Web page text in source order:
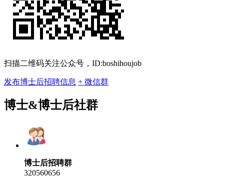
扫描二维码关注公众号，ID:boshihoujob
发布博士后招聘信息 + 微信群
博士&博士后社群
博士后招聘群
320560656